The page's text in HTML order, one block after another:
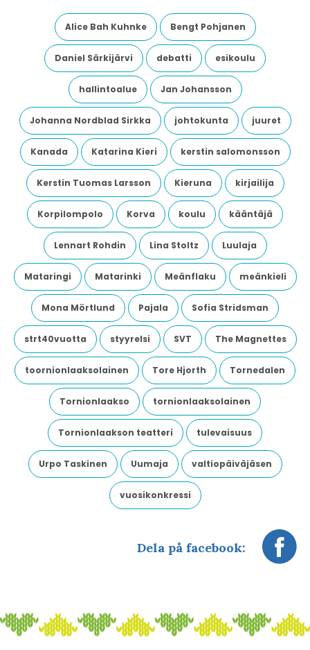
Alice Bah Kuhnke Bengt Pohjanen
Daniel Särkijärvi debatti esikoulu
hallintoalue Jan Johansson
Johanna Nordblad Sirkka johtokunta juuret
Kanada Katarina Kieri kerstin salomonsson
Kerstin Tuomas Larsson Kieruna kirjailija
Korpilompolo Korva koulu kääntäjä
Lennart Rohdin Lina Stoltz Luulaja
Mataringi Matarinki Meänflaku meänkieli
Mona Mörtlund Pajala Sofia Stridsman
strt40vuotta styyrelsi SVT The Magnettes
toornionlaaksolainen Tore Hjorth Tornedalen
Tornionlaakso tornionlaaksolainen
Tornionlaakson teatteri tulevaisuus
Urpo Taskinen Uumaja valtiopäiväjäsen
vuosikonkressi
Dela på facebook: